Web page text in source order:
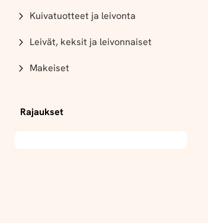
Kuivatuotteet ja leivonta
Leivät, keksit ja leivonnaiset
Makeiset
Rajaukset